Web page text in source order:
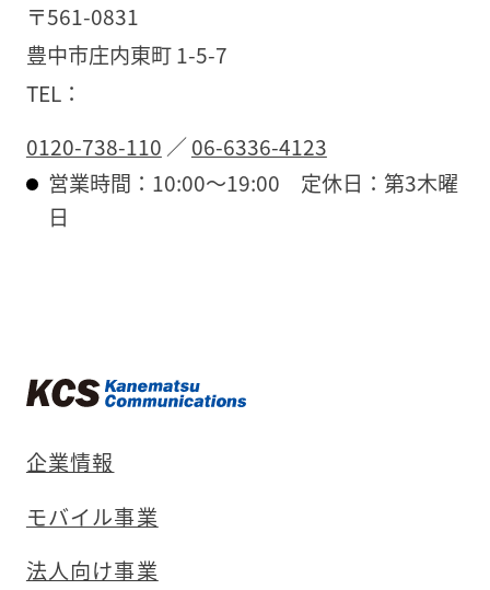
〒561-0831
豊中市庄内東町 1-5-7
TEL：
0120-738-110 ／06-6336-4123
営業時間：10:00〜19:00 定休日：第3木曜
日
企業情報
モバイル事業
法人向け事業